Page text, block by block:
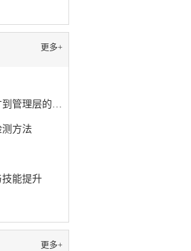
更多+
新任经理：从业务技术专才到管理层的角色转换及提升
测方法
能提升
更多+